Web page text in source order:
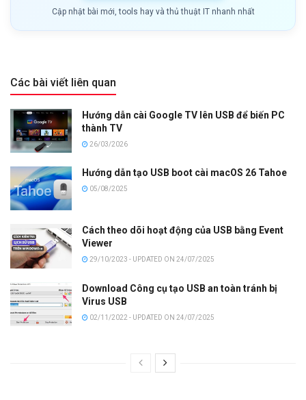
Cập nhật bài mới, tools hay và thủ thuật IT nhanh nhất
Các bài viết liên quan
Hướng dẫn cài Google TV lên USB để biến PC
thành TV
26/03/2026
Hướng dẫn tạo USB boot cài macOS 26 Tahoe
05/08/2025
Cách theo dõi hoạt động của USB bằng Event
Viewer
29/10/2023 - UPDATED ON 24/07/2025
Download Công cụ tạo USB an toàn tránh bị
Virus USB
02/11/2022 - UPDATED ON 24/07/2025